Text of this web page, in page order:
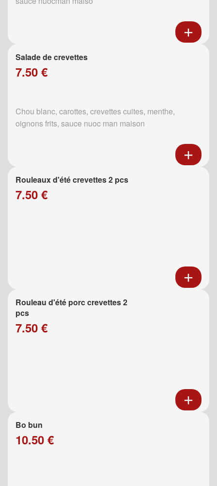
Salade de crevettes
7.50 €
Chou blanc, carottes, crevettes cuites, menthe,
oignons frits, sauce nuoc man maison
Rouleaux d'été crevettes 2 pcs
7.50 €
Rouleau d'été porc crevettes 2
pcs
7.50 €
Bo bun
10.50 €